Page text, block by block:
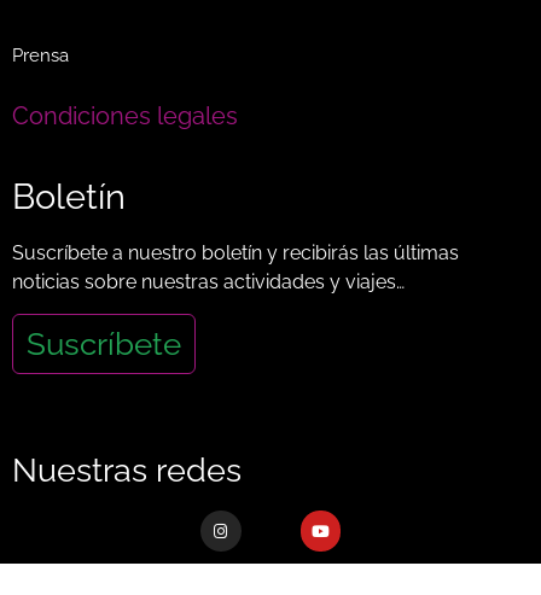
Prensa
Condiciones legales
Boletín
Suscríbete a nuestro boletín y recibirás las últimas
noticias sobre nuestras actividades y viajes…
Suscríbete
Nuestras redes